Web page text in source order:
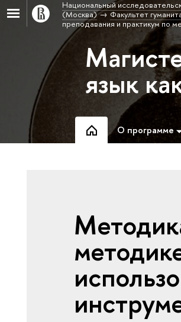
Национальный
(Москва)
Факультет
преподавания и практикум по
язык
О программе